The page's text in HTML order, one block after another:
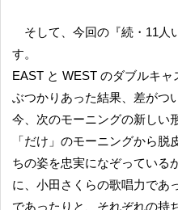
そして、今回の『続・11人いる！東の地平・西の永遠』で
す。
EAST と WEST のダブルキ
ぶつかりあった結果、差がつ
今、次のモーニングの新しい
「だけ」のモーニングから
ちの姿を忠実になぞっている
に、小田さくらの歌唱力であ
であったりと、それぞれの持